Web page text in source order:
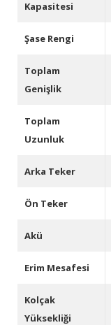
Kapasitesi
Şase Rengi
Toplam
Genişlik
Toplam
Uzunluk
Arka Teker
Ön Teker
Akü
Erim Mesafesi
Kolçak
Yüksekliği